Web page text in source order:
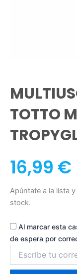
TOTTO
16,99 €
Apúntate a la lista
stock.
Al marcar esta
de espera por
correo